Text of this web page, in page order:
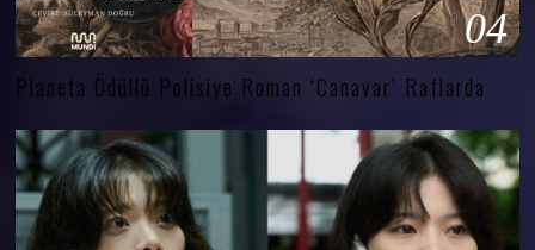
04
Planeta Ödüllü Polisiye Roman ‘Canavar’ Raflarda